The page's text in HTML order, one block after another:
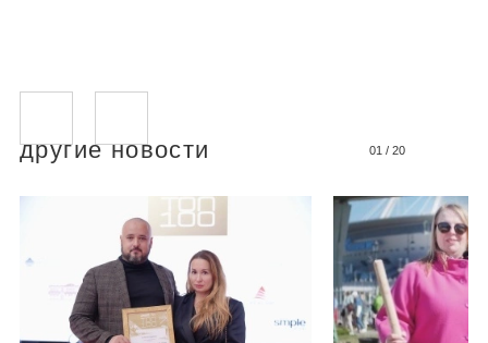
другие новости 01 / 20